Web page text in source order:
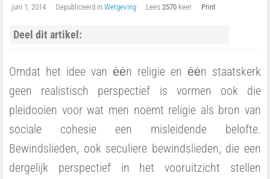
juni 1, 2014 Gepubliceerd in Wetgeving Lees 2570 keer Print
Deel dit artikel:
Omdat het idee van ėėn religie en ėėn staatskerk
geen realistisch perspectief is vormen ook die
pleidooien voor wat men noemt religie als bron van
sociale cohesie een misleidende belofte.
Bewindslieden, ook seculiere bewindslieden, die een
dergelijk perspectief in het vooruitzicht stellen